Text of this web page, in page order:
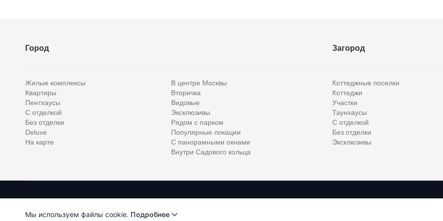
Город
Жилые комплексы
Квартиры
Пентхаусы
С отделкой
Без отделки
Deluxe
На карте
В центре Москвы
Вторичка
Видовые
Эксклюзивы
Рядом с парком
Популярные локации
С панорамными окнами
Внутри Садового кольца
Загород
Коттеджные поселки
Коттеджи
Участки
Таунхаусы
С отделкой
Без отделки
Эксклюзивы
Хантер. Оплачивая услуги, вы принимаете
Лицензионное соглашение
Мы используем файлы cookie. Подробнее